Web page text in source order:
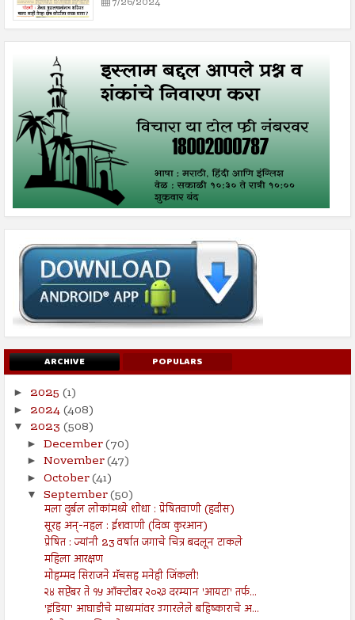
ARCHIVE POPULARS
► 2025 (1)
► 2024(408)
▼ 2023 (508)
► December(70)
► November(47)
► October(41)
▼ September(50)
मला दुर्बल लोकांमध्ये शोधा : प्रेषितवाणी (हदीस)
सूरह अन्-नहल : ईशवाणी (दिव्य कुरआन)
प्रेषित : ज्यांनी 23 वर्षात जगाचे चित्र बदलून टाकले
महिला आरक्षण
मोहम्मद सिराजने मॅचसह मनेही जिंकली!
२४ सप्टेंबर ते १५ ऑक्टोबर २०२३ दरम्यान 'आयटा' तर्फ...
'इंडिया' आघाडीचे माध्यमांवर उगारलेले बहिष्काराचे अ...